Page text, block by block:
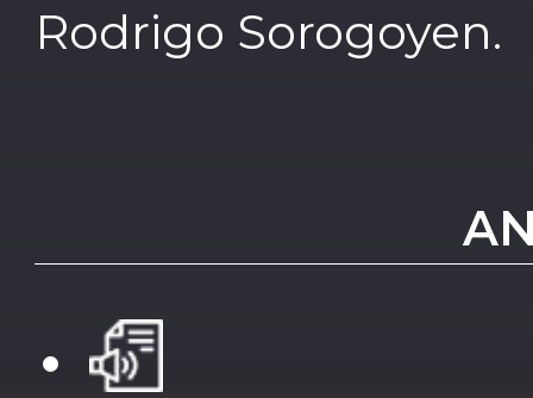
Rodrigo Sorogoyen.